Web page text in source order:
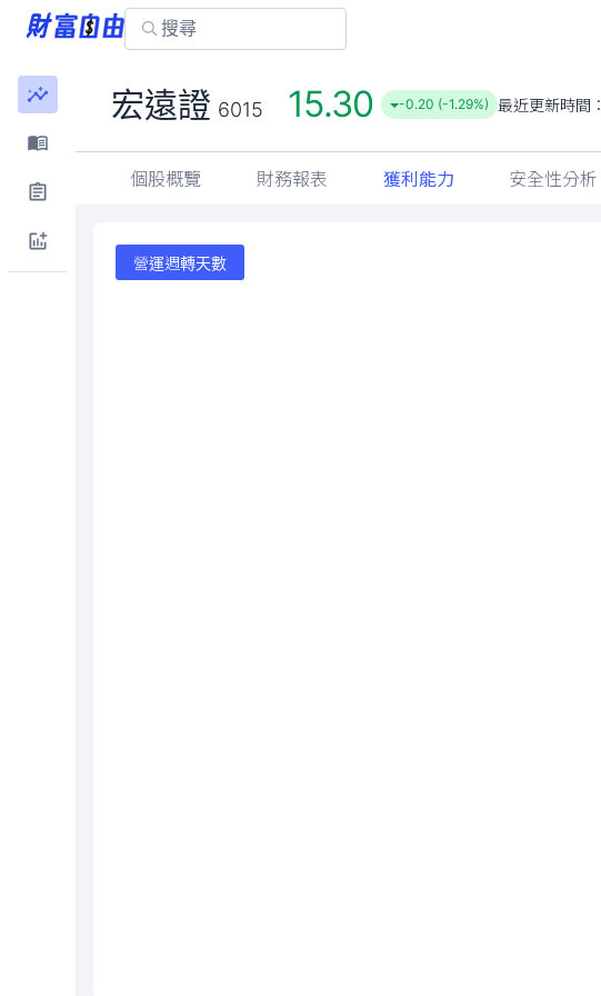
宏遠證 6015 15.30 -0.20 (-1.29%) 最近更新時間：
個股概覽 財務報表 獲利能力 安全性分析
營運週轉天數